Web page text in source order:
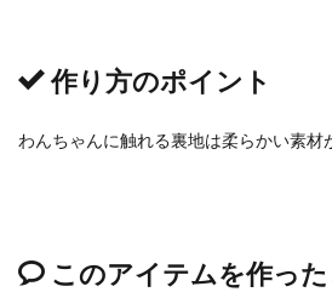
作り方のポイント
わんちゃんに触れる裏地は柔らかい素材
このアイテムを作っ